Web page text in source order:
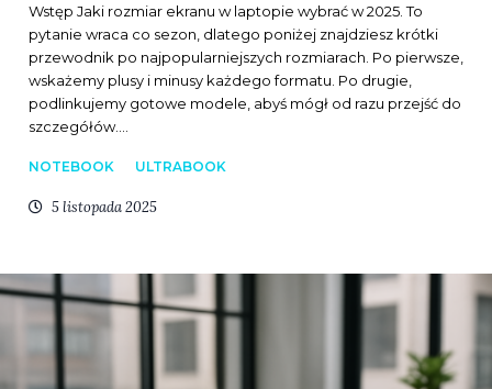
Wstęp Jaki rozmiar ekranu w laptopie wybrać w 2025. To
pytanie wraca co sezon, dlatego poniżej znajdziesz krótki
przewodnik po najpopularniejszych rozmiarach. Po pierwsze,
wskażemy plusy i minusy każdego formatu. Po drugie,
podlinkujemy gotowe modele, abyś mógł od razu przejść do
szczegółów.…
NOTEBOOK ULTRABOOK
5 listopada 2025